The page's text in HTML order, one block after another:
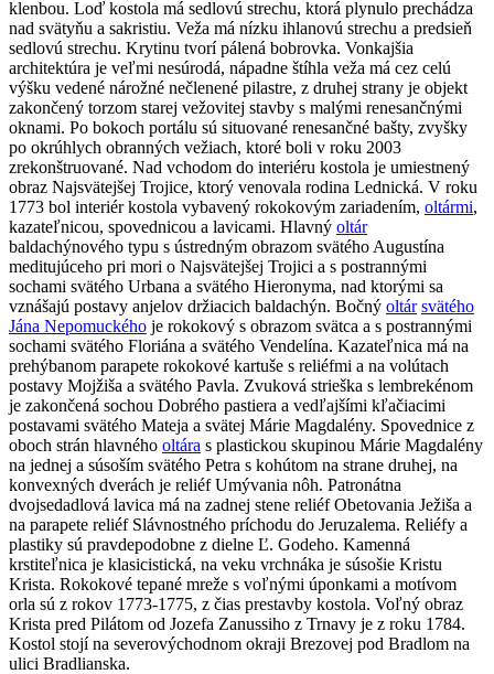
klenbou. Loď kostola má sedlovú strechu, ktorá plynulo prechádza
nad svätyňu a sakristiu. Veža má nízku ihlanovú strechu a predsieň
sedlovú strechu. Krytinu tvorí pálená bobrovka. Vonkajšia
architektúra je veľmi nesúrodá, nápadne štíhla veža má cez celú
výšku vedené nárožné nečlenené pilastre, z druhej strany je objekt
zakončený torzom starej vežovitej stavby s malými renesančnými
oknami. Po bokoch portálu sú situované renesančné bašty, zvyšky
po okrúhlych obranných vežiach, ktoré boli v roku 2003
zrekonštruované. Nad vchodom do interiéru kostola je umiestnený
obraz Najsvätejšej Trojice, ktorý venovala rodina Lednická. V roku
1773 bol interiér kostola vybavený rokokovým zariadením, oltármi,
kazateľnicou, spovednicou a lavicami. Hlavný oltár
baldachýnového typu s ústredným obrazom svätého Augustína
meditujúceho pri mori o Najsvätejšej Trojici a s postrannými
sochami svätého Urbana a svätého Hieronyma, nad ktorými sa
vznášajú postavy anjelov držiacich baldachýn. Bočný oltár svätého
Jána Nepomuckého je rokokový s obrazom svätca a s postrannými
sochami svätého Floriána a svätého Vendelína. Kazateľnica má na
prehýbanom parapete rokokové kartuše s reliéfmi a na volútach
postavy Mojžiša a svätého Pavla. Zvuková strieška s lembrekénom
je zakončená sochou Dobrého pastiera a vedľajšími kľačiacimi
postavami svätého Mateja a svätej Márie Magdalény. Spovednice z
oboch strán hlavného oltára s plastickou skupinou Márie Magdalény
na jednej a súsoším svätého Petra s kohútom na strane druhej, na
konvexných dverách je reliéf Umývania nôh. Patronátna
dvojsedadlová lavica má na zadnej stene reliéf Obetovania Ježiša a
na parapete reliéf Slávnostného príchodu do Jeruzalema. Reliéfy a
plastiky sú pravdepodobne z dielne Ľ. Godeho. Kamenná
krstiteľnica je klasicistická, na veku vrchnáka je súsošie Kristu
Krista. Rokokové tepané mreže s voľnými úponkami a motívom
orla sú z rokov 1773-1775, z čias prestavby kostola. Voľný obraz
Krista pred Pilátom od Jozefa Zanussiho z Trnavy je z roku 1784.
Kostol stojí na severovýchodnom okraji Brezovej pod Bradlom na
ulici Bradlianska.